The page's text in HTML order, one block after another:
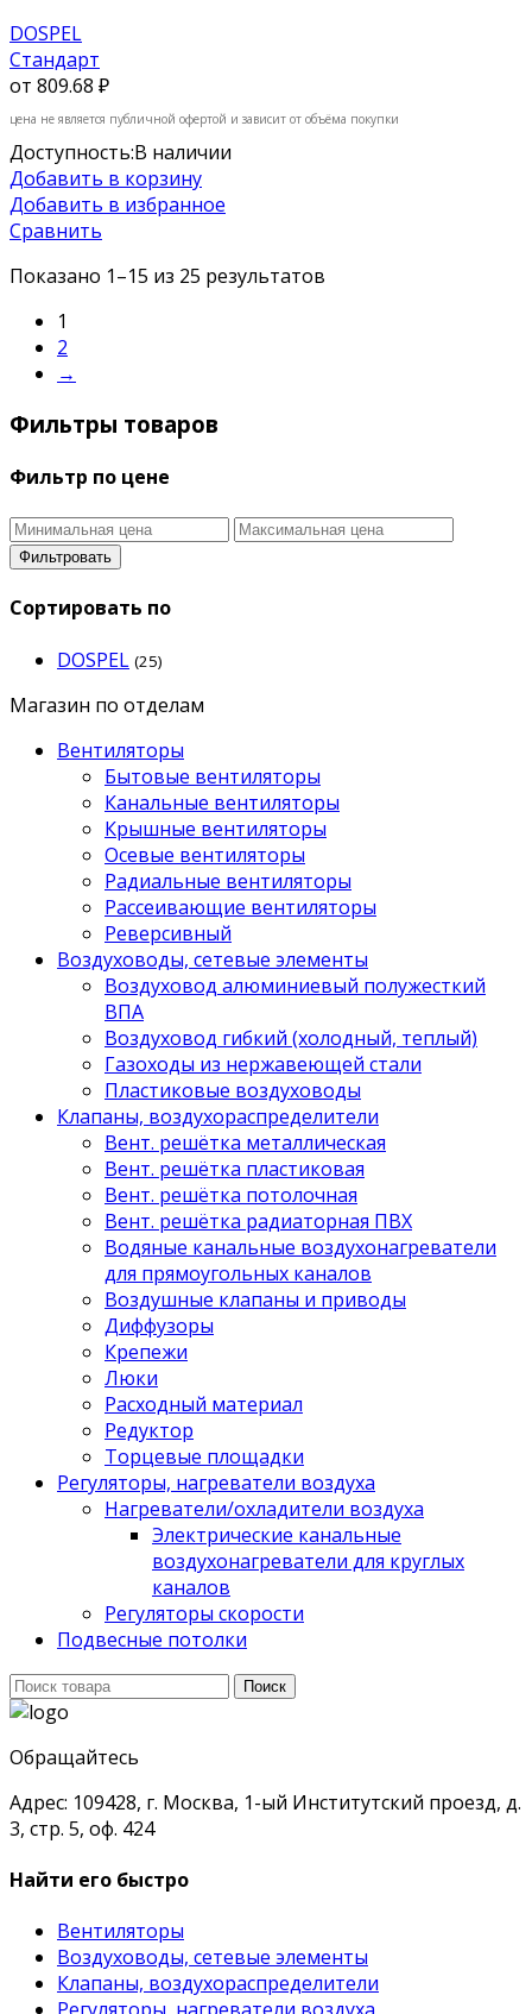
DOSPEL
Стандарт
от 809.68 ₽
цена не является публичной офертой и зависит от объёма покупки
Доступность:В наличии
Добавить в корзину
Добавить в избранное
Сравнить
Показано 1–15 из 25 результатов
1
2
→
Фильтры товаров
Фильтр по цене
Фильтровать
Сортировать по
DOSPEL (25)
Магазин по отделам
Вентиляторы
Бытовые вентиляторы
Канальные вентиляторы
Крышные вентиляторы
Осевые вентиляторы
Радиальные вентиляторы
Рассеивающие вентиляторы
Реверсивный
Воздуховоды, сетевые элементы
Воздуховод алюминиевый полужесткий
ВПА
Воздуховод гибкий (холодный, теплый)
Газоходы из нержавеющей стали
Пластиковые воздуховоды
Клапаны, воздухораспределители
Вент. решётка металлическая
Вент. решётка пластиковая
Вент. решётка потолочная
Вент. решётка радиаторная ПВХ
Водяные канальные воздухонагреватели
для прямоугольных каналов
Воздушные клапаны и приводы
Диффузоры
Крепежи
Люки
Расходный материал
Редуктор
Торцевые площадки
Регуляторы, нагреватели воздуха
Нагреватели/охладители воздуха
Электрические канальные
воздухонагреватели для круглых
каналов
Регуляторы скорости
Подвесные потолки
Поиск
для:
Поиск
Обращайтесь
Адрес: 109428, г. Москва, 1-ый Институтский проезд, д.
3, стр. 5, оф. 424
Найти его быстро
Вентиляторы
Воздуховоды, сетевые элементы
Клапаны, воздухораспределители